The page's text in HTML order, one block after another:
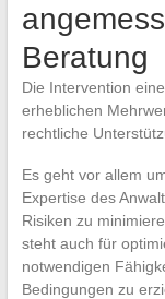
Beratung
Die Intervention
erheblichen
rechtliche
Es geht vor allem
Expertise des
Risiken zu
steht auch für
notwendigen
Bedingungen zu